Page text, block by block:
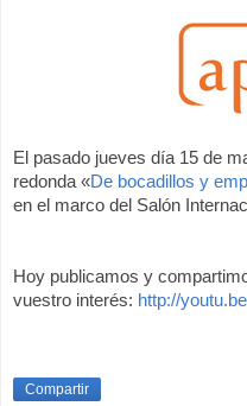
El pasado jueves día 15 de
redonda «De bocadillos y
en el marco del Salón
Hoy publicamos y
vuestro interés: http://
Compartir